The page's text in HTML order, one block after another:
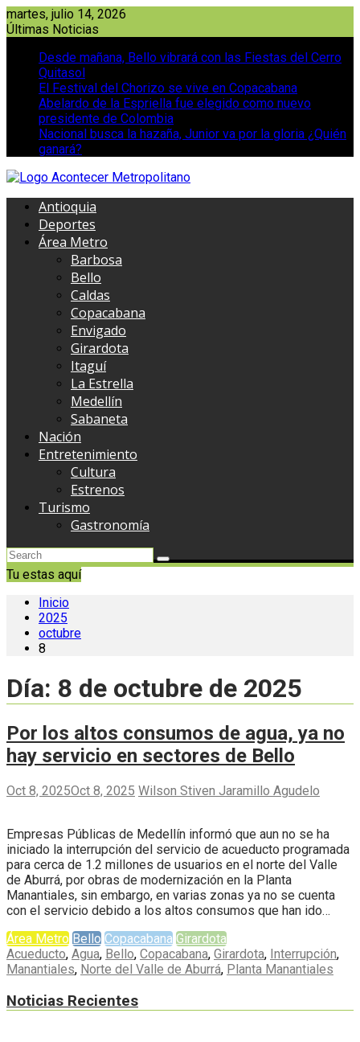
Saltar
al
martes, julio 14, 2026
Últimas Noticias
Desde mañana, Bello vibrará con las Fiestas del Cerro
Quitasol
El Festival del Chorizo se vive en Copacabana
Abelardo de la Espriella fue elegido como nuevo
presidente de Colombia
Nacional busca la hazaña, Junior va por la gloria ¿Quién
ganará?
Antioquia
Deportes
Área Metro
Barbosa
Bello
Caldas
Copacabana
Envigado
Girardota
Itaguí
La Estrella
Medellín
Sabaneta
Nación
Entretenimiento
Cultura
Estrenos
Turismo
Gastronomía
Tu estas aquí
Inicio
2025
octubre
8
Día: 8 de octubre de 2025
Por los altos consumos de agua, ya no
hay servicio en sectores de Bello
Oct 8, 2025Oct 8, 2025 Wilson Stiven Jaramillo Agudelo
Empresas Públicas de Medellín informó que aun no se ha
iniciado la interrupción del servicio de acueducto programada
para cerca de 1.2 millones de usuarios en el norte del Valle
de Aburrá, por obras de modernización en la Planta
Manantiales, sin embargo, en varias zonas ya no se cuenta
con el servicio debido a los altos consumos que han ido…
Área Metro Bello Copacabana Girardota
Acueducto, Agua, Bello, Copacabana, Girardota, Interrupción,
Manantiales, Norte del Valle de Aburrá, Planta Manantiales
Noticias Recientes